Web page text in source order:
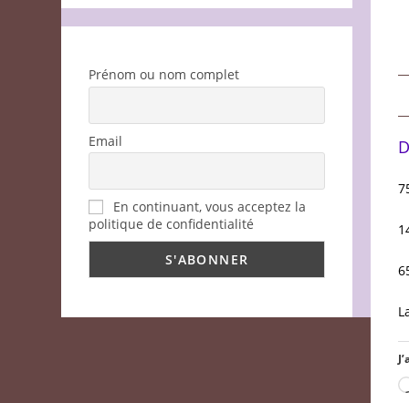
Prénom ou nom complet
Email
En continuant, vous acceptez la
politique de confidentialité